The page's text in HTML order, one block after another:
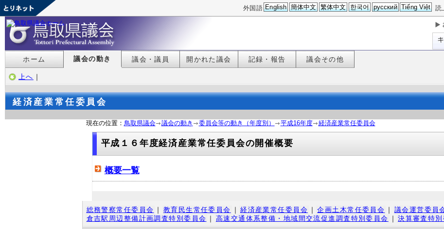
読
外国語 English 簡体中文 繁体中文 한국어 русский Tiếng Việt
ホーム 議会の動き 議会・議員 開かれた議会 記録・報告 議会その他
上へ ｜
経済産業常任委員会
現在の位置： 鳥取県議会 議会の動き 委員会等の動き（年度別） 平成16年度 経済産業常任委員会
平成１６年度経済産業常任委員会の開催概要
概要一覧
総務警察常任委員会 ｜ 教育民生常任委員会 ｜ 経済産業常任委員会 ｜ 企画土木常任委員会 ｜ 議会運営委員
倉吉駅周辺整備計画調査特別委員会 ｜ 高速交通体系整備・地域間交流促進調査特別委員会 ｜ 決算審査特